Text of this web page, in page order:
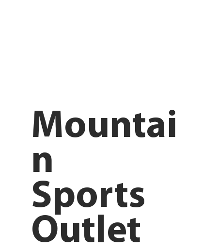
Mountai
n
Sports
Outlet